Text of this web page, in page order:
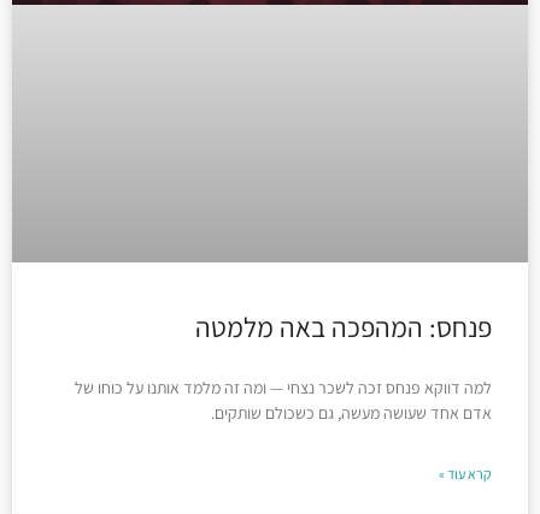
פנחס: המהפכה באה מלמטה
למה דווקא פנחס זכה לשכר נצחי — ומה זה מלמד אותנו על כוחו של
אדם אחד שעושה מעשה, גם כשכולם שותקים.
קרא עוד »